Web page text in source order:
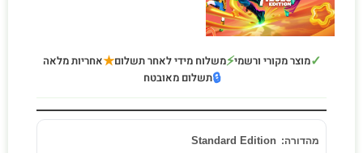
✓מוצר מקורי ורשמי⚡משלוח מידי לאחר תשלום★אחריות מלאה
🔒תשלום מאובטח
Standard Edition